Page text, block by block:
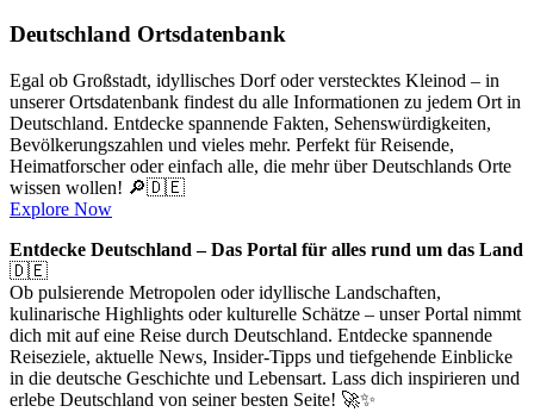
Deutschland Ortsdatenbank
Egal ob Großstadt, idyllisches Dorf oder verstecktes Kleinod – in
unserer Ortsdatenbank findest du alle Informationen zu jedem Ort in
Deutschland. Entdecke spannende Fakten, Sehenswürdigkeiten,
Bevölkerungszahlen und vieles mehr. Perfekt für Reisende,
Heimatforscher oder einfach alle, die mehr über Deutschlands Orte
wissen wollen! 🔎🇩🇪
Explore Now
Entdecke Deutschland – Das Portal für alles rund um das Land
🇩🇪
Ob pulsierende Metropolen oder idyllische Landschaften,
kulinarische Highlights oder kulturelle Schätze – unser Portal nimmt
dich mit auf eine Reise durch Deutschland. Entdecke spannende
Reiseziele, aktuelle News, Insider-Tipps und tiefgehende Einblicke
in die deutsche Geschichte und Lebensart. Lass dich inspirieren und
erlebe Deutschland von seiner besten Seite! 🚀✨